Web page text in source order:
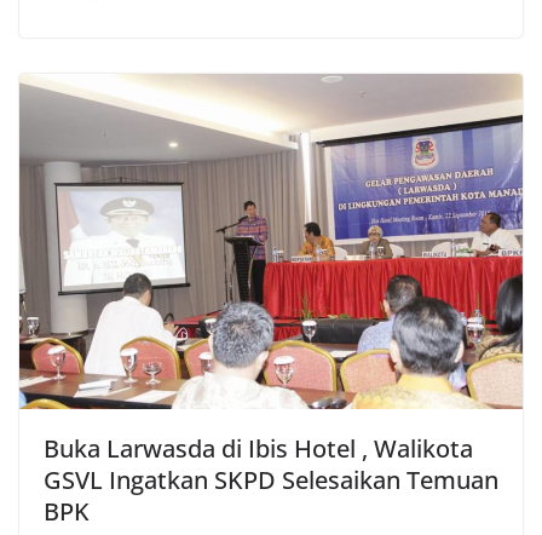
Buka Larwasda di Ibis Hotel , Walikota
GSVL Ingatkan SKPD Selesaikan Temuan
BPK